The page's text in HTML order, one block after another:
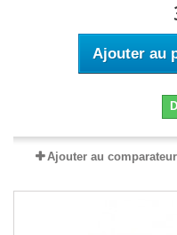
Ajouter au
Ajouter au comparateur